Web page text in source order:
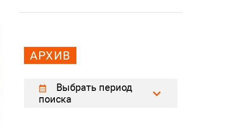
АРХИВ
Выбрать период
поиска